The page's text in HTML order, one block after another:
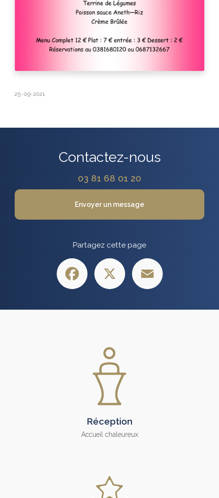
25-09-2021
Contactez-nous
03 81 68 01 20
Envoyer un message
Partagez cette page
Facebook
Réception
Accueil chaleureux